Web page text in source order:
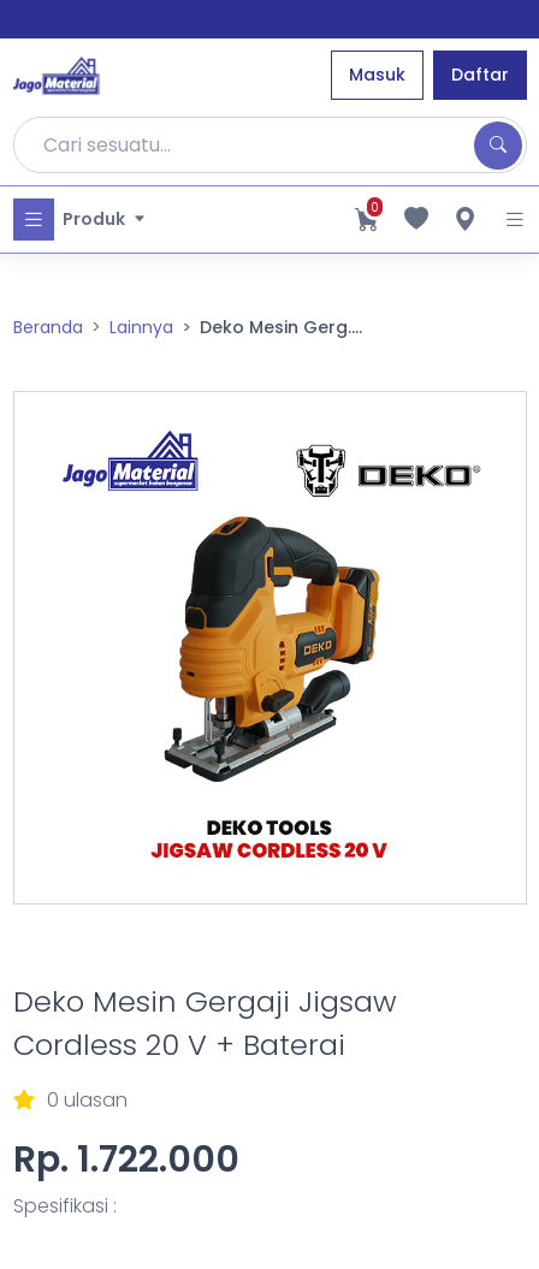
Masuk Daftar
Produk 0
Beranda Lainnya Deko Mesin Gerg....
Deko Mesin Gergaji Jigsaw
Cordless 20 V + Baterai
0 ulasan
Rp. 1.722.000
Spesifikasi :